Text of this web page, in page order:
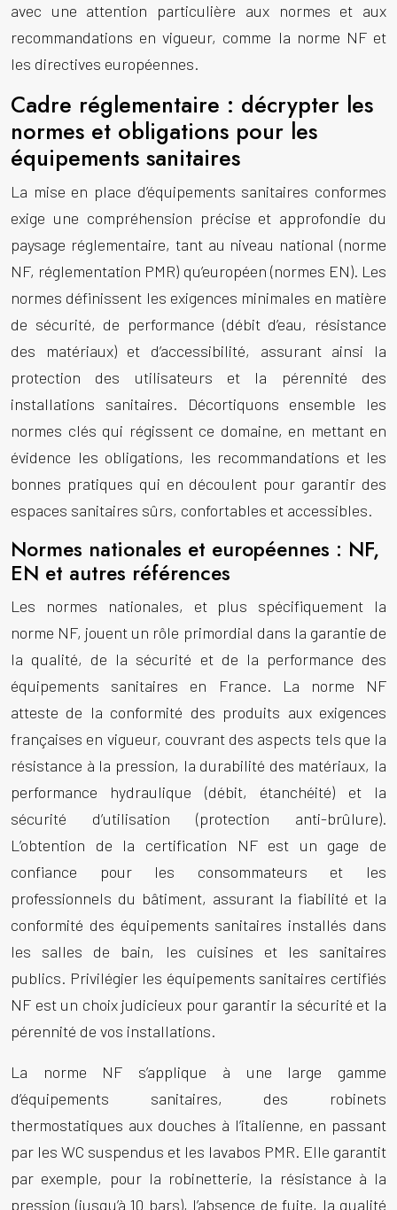
avec une attention particulière aux normes et aux
recommandations en vigueur, comme la norme NF et
les directives européennes.
Cadre réglementaire : décrypter les
normes et obligations pour les
équipements sanitaires
La mise en place d’équipements sanitaires conformes
exige une compréhension précise et approfondie du
paysage réglementaire, tant au niveau national (norme
NF, réglementation PMR) qu’européen (normes EN). Les
normes définissent les exigences minimales en matière
de sécurité, de performance (débit d’eau, résistance
des matériaux) et d’accessibilité, assurant ainsi la
protection des utilisateurs et la pérennité des
installations sanitaires. Décortiquons ensemble les
normes clés qui régissent ce domaine, en mettant en
évidence les obligations, les recommandations et les
bonnes pratiques qui en découlent pour garantir des
espaces sanitaires sûrs, confortables et accessibles.
Normes nationales et européennes : NF,
EN et autres références
Les normes nationales, et plus spécifiquement la
norme NF, jouent un rôle primordial dans la garantie de
la qualité, de la sécurité et de la performance des
équipements sanitaires en France. La norme NF
atteste de la conformité des produits aux exigences
françaises en vigueur, couvrant des aspects tels que la
résistance à la pression, la durabilité des matériaux, la
performance hydraulique (débit, étanchéité) et la
sécurité d’utilisation (protection anti-brûlure).
L’obtention de la certification NF est un gage de
confiance pour les consommateurs et les
professionnels du bâtiment, assurant la fiabilité et la
conformité des équipements sanitaires installés dans
les salles de bain, les cuisines et les sanitaires
publics. Privilégier les équipements sanitaires certifiés
NF est un choix judicieux pour garantir la sécurité et la
pérennité de vos installations.
La norme NF s’applique à une large gamme
d’équipements sanitaires, des robinets
thermostatiques aux douches à l’italienne, en passant
par les WC suspendus et les lavabos PMR. Elle garantit
par exemple, pour la robinetterie, la résistance à la
pression (jusqu’à 10 bars), l’absence de fuite, la qualité